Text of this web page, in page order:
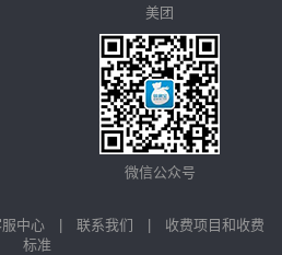
美团
微信公众号
服中心| 联系我们
收费项目和收费
标准